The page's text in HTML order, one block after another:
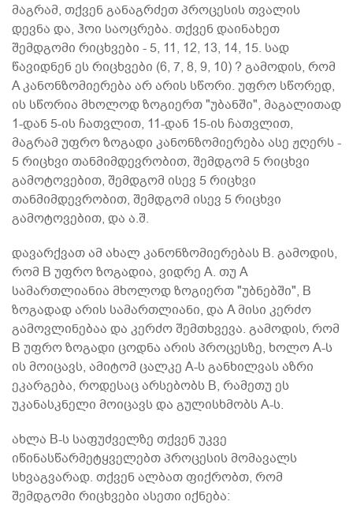
მაგრამ, თქვენ განაგრძეთ პროცესის თვალის
დევნა და, ჰოი საოცრება. თქვენ დაინახეთ
შემდგომი რიცხვები - 5, 11, 12, 13, 14, 15. სად
წავიდნენ ეს რიცხვები (6, 7, 8, 9, 10) ? გამოდის, რომ
A კანონზომიერება არ არის სწორი. უფრო სწორედ,
ის სწორია მხოლოდ ზოგიერთ "უბანში", მაგალითად
1-დან 5-ის ჩათვლით, 11-დან 15-ის ჩათვლით,
მაგრამ უფრო ზოგადი კანონზომიერება ასე ჟღერს -
5 რიცხვი თანმიმდევრობით, შემდგომ 5 რიცხვი
გამოტოვებით, შემდგომ ისევ 5 რიცხვი
თანმიმდევრობით, შემდგომ ისევ 5 რიცხვი
გამოტოვებით, და ა.შ.
დავარქვათ ამ ახალ კანონზომიერებას B. გამოდის,
რომ B უფრო ზოგადია, ვიდრე A. თუ A
სამართლიანია მხოლოდ ზოგიერთ "უბნებში", B
ზოგადად არის სამართლიანი, და A მისი კერძო
გამოვლინებაა და კერძო შემთხვევა. გამოდის, რომ
B უფრო ზოგადი ცოდნა არის პროცესზე, ხოლო A-ს
ის მოიცავს, ამიტომ ცალკე A-ს განხილვას აზრი
ეკარგება, როდესაც არსებობს B, რამეთუ ეს
უკანასკნელი მოიცავს და გულისხმობს A-ს.
ახლა B-ს საფუძველზე თქვენ უკვე
იწინასწარმეტყველებთ პროცესის მომავალს
სხვაგვარად. თქვენ ალბათ ფიქრობთ, რომ
შემდგომი რიცხვები ასეთი იქნება: